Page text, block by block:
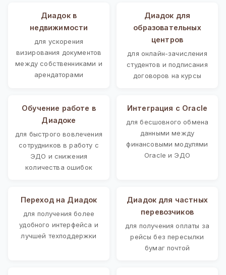
Диадок в
недвижимости
для ускорения
визирования документов
между собственниками и
арендаторами
Диадок для
образовательных
центров
для онлайн-зачисления
студентов и подписания
договоров на курсы
Обучение работе в
Диадоке
для быстрого вовлечения
сотрудников в работу с
ЭДО и снижения
количества ошибок
Интеграция с Oracle
для бесшовного обмена
данными между
финансовыми модулями
Oracle и ЭДО
Переход на Диадок
для получения более
удобного интерфейса и
лучшей техподдержки
Диадок для частных
перевозчиков
для получения оплаты за
рейсы без пересылки
бумаг почтой